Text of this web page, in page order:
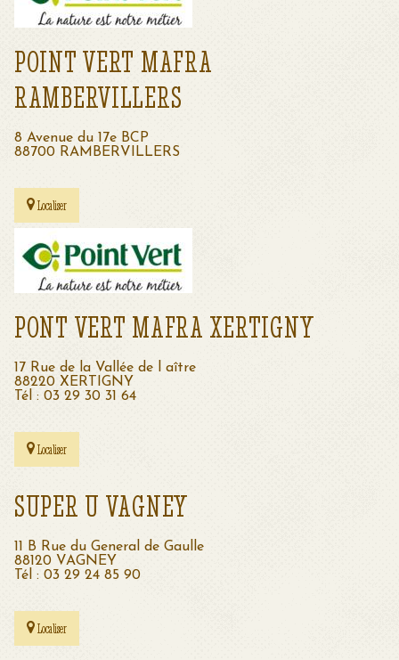
POINT VERT MAFRA
RAMBERVILLERS
8 Avenue du 17e BCP
88700 RAMBERVILLERS
Localiser
PONT VERT MAFRA XERTIGNY
17 Rue de la Vallée de l aître
88220 XERTIGNY
Tél : 03 29 30 31 64
Localiser
SUPER U VAGNEY
11 B Rue du General de Gaulle
88120 VAGNEY
Tél : 03 29 24 85 90
Localiser